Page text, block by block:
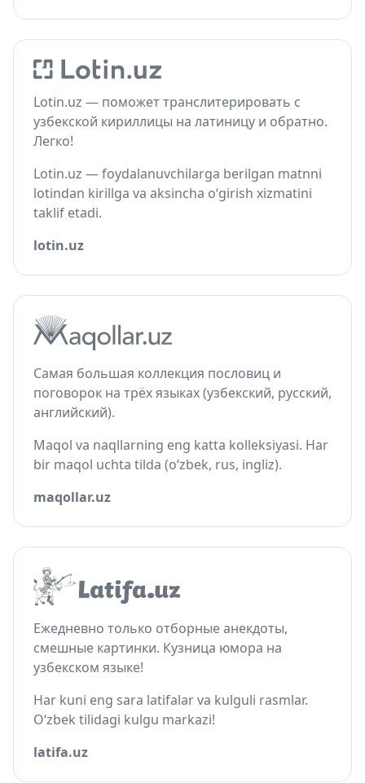
Lotin.uz — поможет транслитерировать с
узбекской кириллицы на латиницу и обратно.
Легко!
Lotin.uz — foydalanuvchilarga berilgan matnni
lotindan kirillga va aksincha o‘girish xizmatini
taklif etadi.
lotin.uz
Самая большая коллекция пословиц и
поговорок на трёх языках (узбекский, русский,
английский).
Maqol va naqllarning eng katta kolleksiyasi. Har
bir maqol uchta tilda (o‘zbek, rus, ingliz).
maqollar.uz
Ежедневно только отборные анекдоты,
смешные картинки. Кузница юмора на
узбекском языке!
Har kuni eng sara latifalar va kulguli rasmlar.
O‘zbek tilidagi kulgu markazi!
latifa.uz